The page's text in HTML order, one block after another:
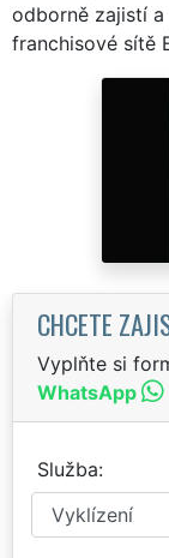
odborně zajistí
franchisové sítě
CHCETE
Vyplňte si
WhatsApp
Služba